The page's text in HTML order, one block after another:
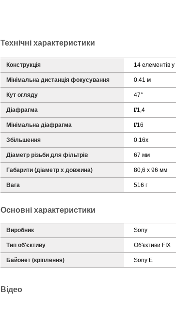
Технічні характеристики
Конструкція 14 елементів у
Мінімальна дистанція фокусування 0.41 м
Кут огляду 47°
Діафрагма f/1,4
Мінімальна діафрагма f/16
Збільшення 0.16x
Діаметр різьби для фільтрів 67 мм
Габарити (діаметр х довжина) 80,6 х 96 мм
Вага 516 г
Основні характеристики
Виробник Sony
Тип об'єктиву Об'єктиви FIX
Байонет (кріплення) Sony E
Відео